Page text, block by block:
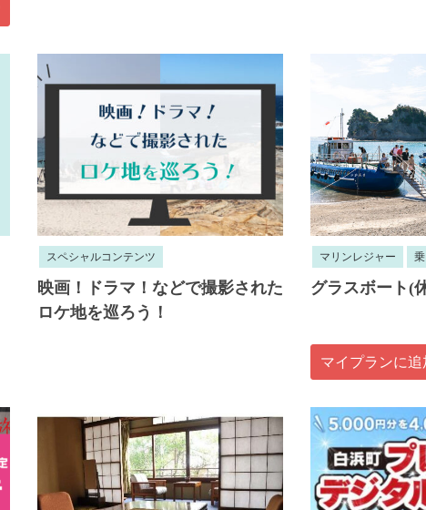
スペシャルコンテンツ
映画！ドラマ！などで撮影された
ロケ地を巡ろう！
マリンレジャー
グラスボート(
マイプランに追